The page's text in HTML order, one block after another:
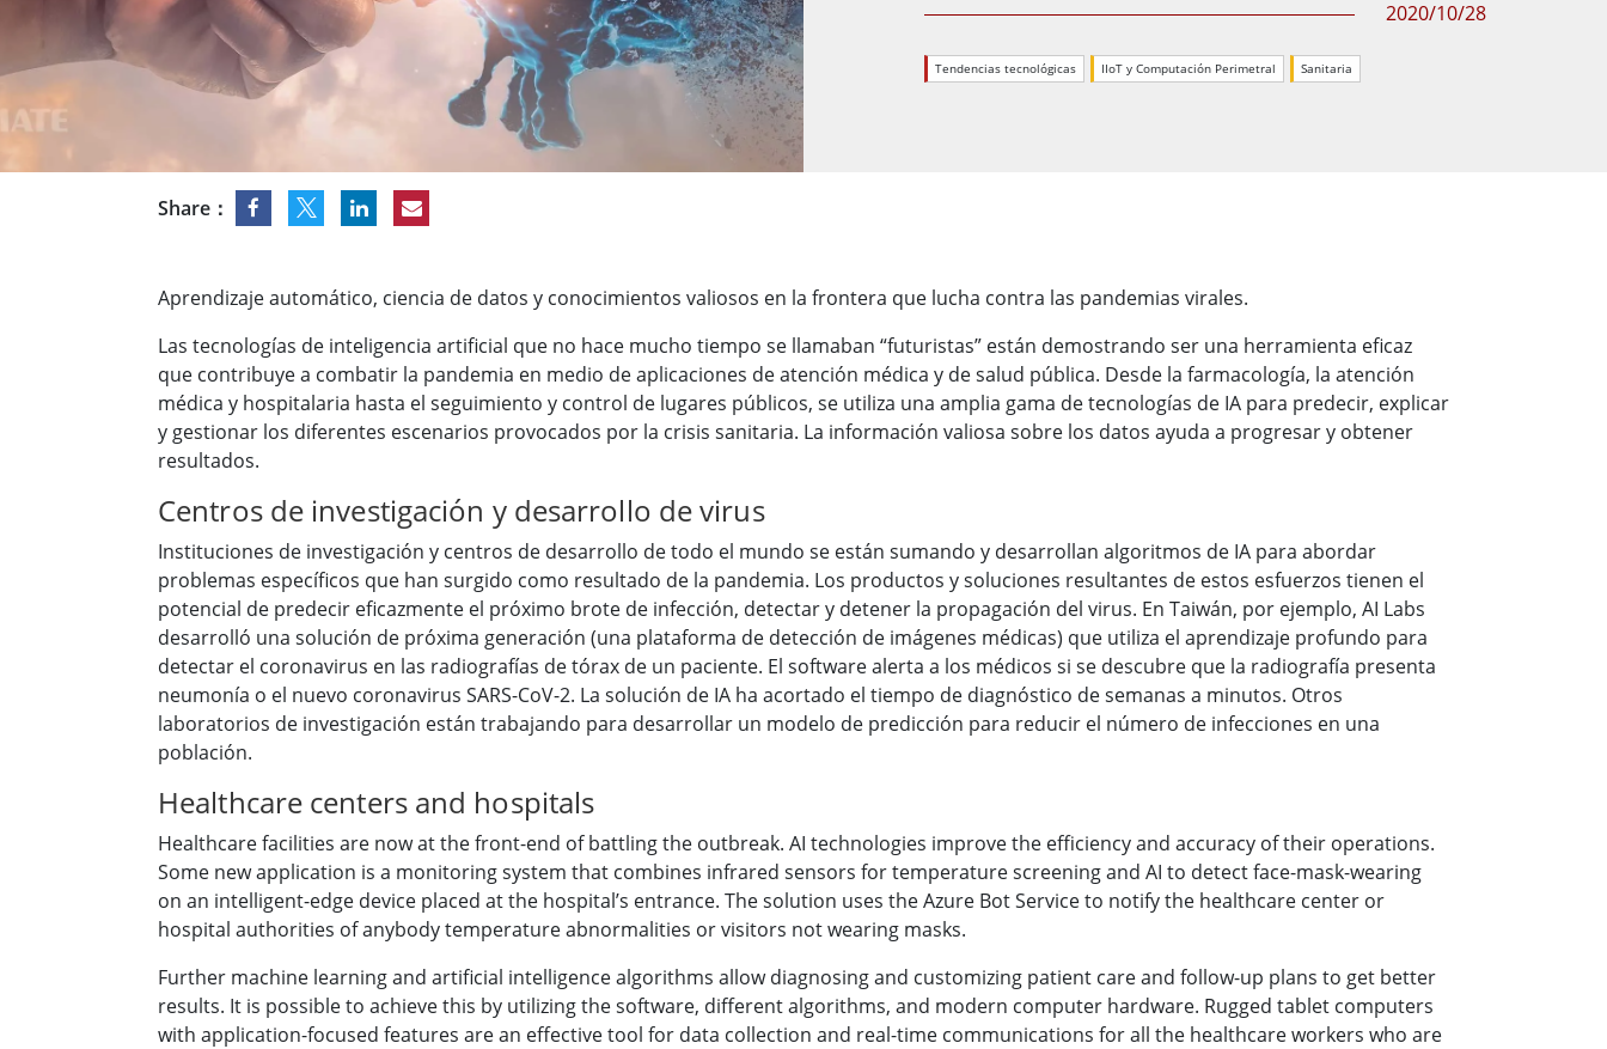
Ordenador montado en vehículo con
Android
Tableta montada en vehículo
More
Controlador Robótico
Controlador robótico
Petróleo & Gas, Grado ATEX
Tableta resistente de grado ATEX
2020/10/28
Tendencias tecnológicas IIoT y Computación Perimetral Sanitaria
Share：
Aprendizaje automático, ciencia de datos y conocimientos valiosos en la frontera que lucha contra las pandemias virales.
Las tecnologías de inteligencia artificial que no hace mucho tiempo se llamaban “futuristas” están demostrando ser una herramienta eficaz
que contribuye a combatir la pandemia en medio de aplicaciones de atención médica y de salud pública. Desde la farmacología, la atención
médica y hospitalaria hasta el seguimiento y control de lugares públicos, se utiliza una amplia gama de tecnologías de IA para predecir, explicar
y gestionar los diferentes escenarios provocados por la crisis sanitaria. La información valiosa sobre los datos ayuda a progresar y obtener
resultados.
Centros de investigación y desarrollo de virus
Instituciones de investigación y centros de desarrollo de todo el mundo se están sumando y desarrollan algoritmos de IA para abordar
problemas específicos que han surgido como resultado de la pandemia. Los productos y soluciones resultantes de estos esfuerzos tienen el
potencial de predecir eficazmente el próximo brote de infección, detectar y detener la propagación del virus. En Taiwán, por ejemplo, AI Labs
desarrolló una solución de próxima generación (una plataforma de detección de imágenes médicas) que utiliza el aprendizaje profundo para
detectar el coronavirus en las radiografías de tórax de un paciente. El software alerta a los médicos si se descubre que la radiografía presenta
neumonía o el nuevo coronavirus SARS-CoV-2. La solución de IA ha acortado el tiempo de diagnóstico de semanas a minutos. Otros
laboratorios de investigación están trabajando para desarrollar un modelo de predicción para reducir el número de infecciones en una
población.
Healthcare centers and hospitals
Healthcare facilities are now at the front-end of battling the outbreak. AI technologies improve the efficiency and accuracy of their operations.
Some new application is a monitoring system that combines infrared sensors for temperature screening and AI to detect face-mask-wearing
on an intelligent-edge device placed at the hospital’s entrance. The solution uses the Azure Bot Service to notify the healthcare center or
hospital authorities of anybody temperature abnormalities or visitors not wearing masks.
Further machine learning and artificial intelligence algorithms allow diagnosing and customizing patient care and follow-up plans to get better
results. It is possible to achieve this by utilizing the software, different algorithms, and modern computer hardware. Rugged tablet computers
with application-focused features are an effective tool for data collection and real-time communications for all the healthcare workers who are